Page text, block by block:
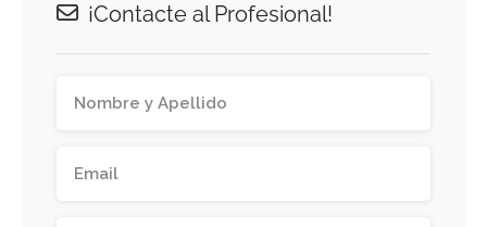
¡Contacte al Profesional!